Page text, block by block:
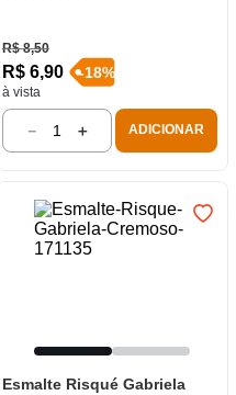
R$ 8,50
R$ 6,90
à vista
-18%
＋
－ ADICIONAR
Esmalte Risqué Gabriela